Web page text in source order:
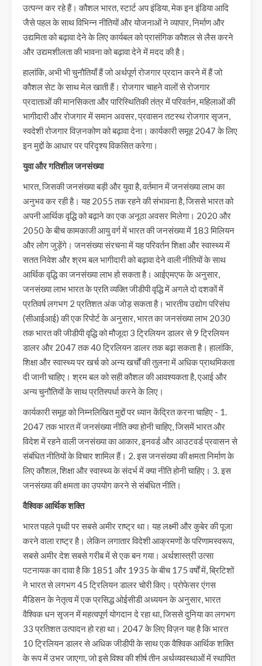
उत्पन्न कर रहे हैं। कौशल भारत, स्टार्ट अप इंडिया, मेक इन इंडिया आदि
जैसे पहल के साथ विभिन्न नीतियों और योजनाओं ने व्यापार, निर्माण और
उद्यमिता को बढ़ावा देने के लिए कार्यबल को प्रासंगिक कौशल से लैस करने
और उद्यमशीलता की भावना को बढ़ावा देने में मदद की है।
हालांकि, अभी भी चुनौतियाँ हैं जो अर्थपूर्ण रोजगार प्रदान करने में हैं जो
कौशल सेट के साथ मेल खाती हैं। रोजगार चाहने वालों से रोजगार
प्रदाताओं की मानसिकता और पारिस्थितिकी तंत्र में परिवर्तन, महिलाओं की
भागीदारी और रोजगार में समान अवसर, प्रवासन तटस्थ रोजगार सृजन,
स्वदेशी रोजगार विज़नकोण को बढ़ावा देना। कार्यकारी समूह 2047 के लिए
इन मुद्दों के आधार पर परिदृश्य विकसित करेगा।
युवा और गतिशील जनसंख्या
भारत, जिसकी जनसंख्या बड़ी और युवा है, वर्तमान में जनसंख्या लाभ का
अनुभव कर रही है। यह 2055 तक रहने की संभावना है, जिससे भारत को
अपनी आर्थिक वृद्धि को बढ़ाने का एक अनूठा अवसर मिलेगा। 2020 और
2050 के बीच कामकाजी आयु वर्ग में भारत की जनसंख्या में 183 मिलियन
और लोग जुड़ेंगे। जनसंख्या संरचना में यह परिवर्तन शिक्षा और स्वास्थ्य में
सतत निवेश और श्रम बल भागीदारी को बढ़ावा देने वाली नीतियों के साथ
आर्थिक वृद्धि का जनसंख्या लाभ हो सकता है। आईएमएफ के अनुसार,
जनसंख्या लाभ भारत के प्रति व्यक्ति जीडीपी वृद्धि में अगले दो दशकों में
प्रतिवर्ष लगभग 2 प्रतिशत अंक जोड़ सकता है। भारतीय उद्योग परिसंघ
(सीआईआई) की एक रिपोर्ट के अनुसार, भारत का जनसंख्या लाभ 2030
तक भारत की जीडीपी वृद्धि को मौजूदा 3 ट्रिलियन डालर से 9 ट्रिलियन
डालर और 2047 तक 40 ट्रिलियन डालर तक बढ़ा सकता है। हालांकि,
शिक्षा और स्वास्थ्य पर खर्च को अन्य खर्चों की तुलना में अधिक प्राथमिकता
दी जानी चाहिए। श्रम बल को सही कौशल की आवश्यकता है, एआई और
अन्य चुनौतियों के साथ प्रतिस्पर्धा करने के लिए।
कार्यकारी समूह को निम्नलिखित मुद्दों पर ध्यान केंद्रित करना चाहिए - 1.
2047 तक भारत में जनसंख्या नीति क्या होनी चाहिए, जिसमें भारत और
विदेश में रहने वाली जनसंख्या का आकार, इनवर्ड और आउटवर्ड प्रवासन से
संबंधित नीतियों के विचार शामिल हैं। 2. इस जनसंख्या की क्षमता निर्माण के
लिए कौशल, शिक्षा और स्वास्थ्य के संदर्भ में क्या नीति होनी चाहिए। 3. इस
जनसंख्या की क्षमता का उपयोग करने से संबंधित नीति।
वैश्विक आर्थिक शक्ति
भारत पहले पृथ्वी पर सबसे अमीर राष्ट्र था। यह लक्ष्मी और कुबेर की पूजा
करने वाला राष्ट्र है। लेकिन लगातार विदेशी आक्रमणों के परिणामस्वरूप,
सबसे अमीर देश सबसे गरीब में से एक बन गया। अर्थशास्त्री उत्सा
पटनायक का दावा है कि 1851 और 1935 के बीच 175 वर्षों में, ब्रिटिशों
ने भारत से लगभग 45 ट्रिलियन डालर चोरी किए। प्रोफेसर एंगस
मैडिसन के नेतृत्व में एक प्रसिद्ध ओईसीडी अध्ययन के अनुसार, भारत
वैश्विक धन सृजन में महत्वपूर्ण योगदान दे रहा था, जिससे दुनिया का लगभग
33 प्रतिशत उत्पादन हो रहा था। 2047 के लिए विज़न यह है कि भारत
10 ट्रिलियन डालर से अधिक जीडीपी के साथ एक वैश्विक आर्थिक शक्ति
के रूप में उभर जाएगा, जो इसे विश्व की शीर्ष तीन अर्थव्यवस्थाओं में स्थापित